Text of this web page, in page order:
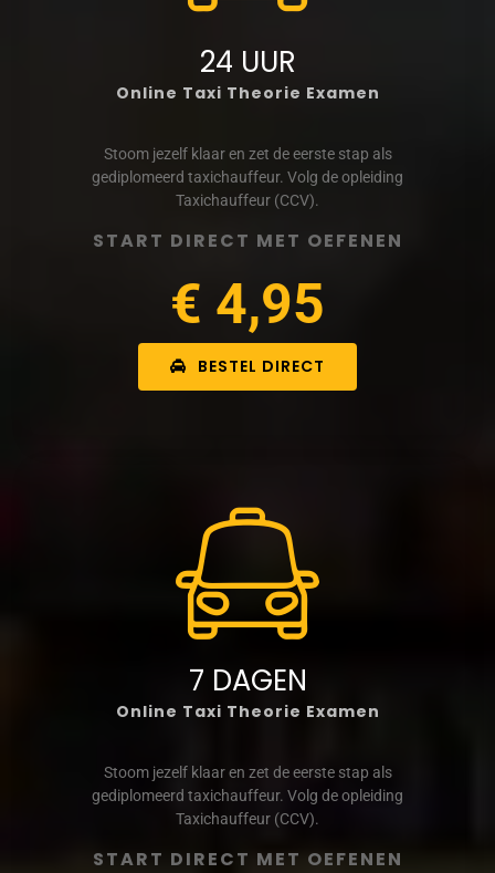
24 UUR
Online Taxi Theorie Examen
Stoom jezelf klaar en zet de eerste stap als
gediplomeerd taxichauffeur. Volg de opleiding
Taxichauffeur (CCV).
START DIRECT MET OEFENEN
€ 4,95
BESTEL DIRECT
7 DAGEN
Online Taxi Theorie Examen
Stoom jezelf klaar en zet de eerste stap als
gediplomeerd taxichauffeur. Volg de opleiding
Taxichauffeur (CCV).
START DIRECT MET OEFENEN